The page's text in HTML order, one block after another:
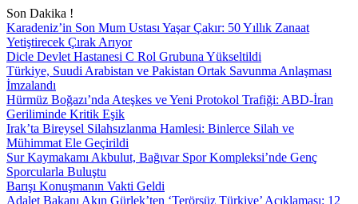
Son Dakika !
Karadeniz’in Son Mum Ustası Yaşar Çakır: 50 Yıllık Zanaat
Yetiştirecek Çırak Arıyor
Dicle Devlet Hastanesi C Rol Grubuna Yükseltildi
Türkiye, Suudi Arabistan ve Pakistan Ortak Savunma Anlaşması
İmzalandı
Hürmüz Boğazı’nda Ateşkes ve Yeni Protokol Trafiği: ABD-İran
Geriliminde Kritik Eşik
Irak’ta Bireysel Silahsızlanma Hamlesi: Binlerce Silah ve
Mühimmat Ele Geçirildi
Sur Kaymakamı Akbulut, Bağıvar Spor Kompleksi’nde Genç
Sporcularla Buluştu
Barışı Konuşmanın Vakti Geldi
Adalet Bakanı Akın Gürlek’ten ‘Terörsüz Türkiye’ Açıklaması: 12